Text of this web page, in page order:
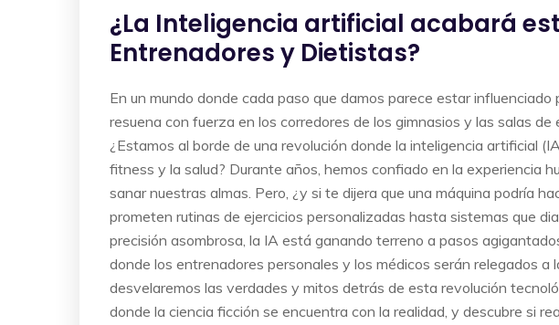
¿La Inteligencia artificial acabará
Entrenadores y Dietistas?
En un mundo donde cada paso que damos parece estar
resuena con fuerza en los corredores de los gimnasios y las salas de
¿Estamos al borde de una revolución donde la inteligencia artificial
fitness y la salud? Durante años, hemos confiado en la experiencia
sanar nuestras almas. Pero, ¿y si te dijera que una máquina podría
prometen rutinas de ejercicios personalizadas hasta sistemas que
precisión asombrosa, la IA está ganando terreno a pasos
donde los entrenadores personales y los médicos serán relegados a
desvelaremos las verdades y mitos detrás de esta revolución
donde la ciencia ficción se encuentra con la realidad, y descubre si